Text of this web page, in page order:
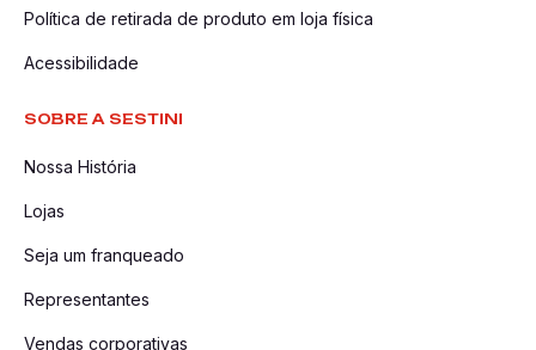
Política de retirada de produto em loja física
Acessibilidade
SOBRE A SESTINI
Nossa História
Lojas
Seja um franqueado
Representantes
Vendas corporativas